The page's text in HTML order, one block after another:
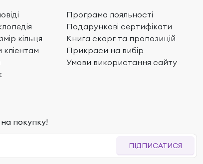
кільця
Програма лояльності
Подарункові сертифікати
Книга скарг та пропозицій
Прикраси на вибір
Умови використання сайту
на покупку!
ПІДПИСАТИСЯ